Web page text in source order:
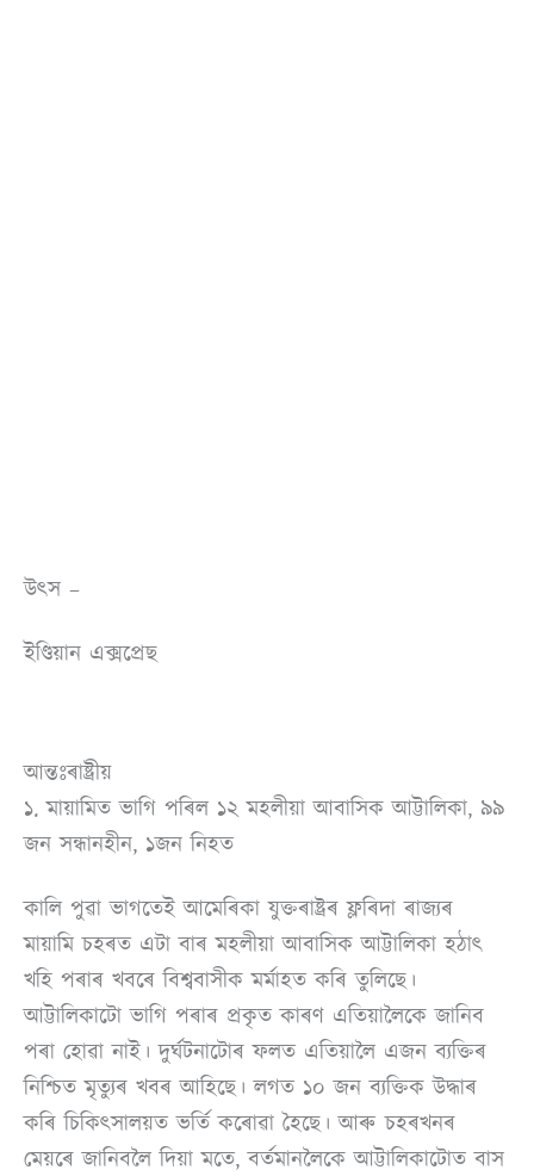
উৎস –
ইণ্ডিয়ান এক্সপ্ৰেছ
আন্তঃৰাষ্ট্ৰীয়
১. মায়ামিত ভাগি পৰিল ১২ মহলীয়া আবাসিক আট্টালিকা, ৯৯
জন সন্ধানহীন, ১জন নিহত
কালি পুৱা ভাগতেই আমেৰিকা যুক্তৰাষ্ট্ৰৰ ফ্লৰিদা ৰাজ্যৰ
মায়ামি চহৰত এটা বাৰ মহলীয়া আবাসিক আট্টালিকা হঠাৎ
খহি পৰাৰ খবৰে বিশ্ববাসীক মৰ্মাহত কৰি তুলিছে।
আট্টালিকাটো ভাগি পৰাৰ প্ৰকৃত কাৰণ এতিয়ালৈকে জানিব
পৰা হোৱা নাই। দুৰ্ঘটনাটোৰ ফলত এতিয়ালৈ এজন ব্যক্তিৰ
নিশ্চিত মৃত্যুৰ খবৰ আহিছে। লগত ১০ জন ব্যক্তিক উদ্ধাৰ
কৰি চিকিৎসালয়ত ভৰ্তি কৰোৱা হৈছে। আৰু চহৰখনৰ
মেয়ৰে জানিবলৈ দিয়া মতে, বৰ্তমানলৈকে আট্টালিকাটোত বাস